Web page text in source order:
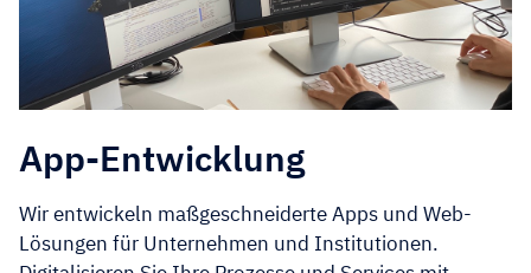
App-Entwicklung
Wir entwickeln maßgeschneiderte Apps und Web-
Lösungen für Unternehmen und Institutionen.